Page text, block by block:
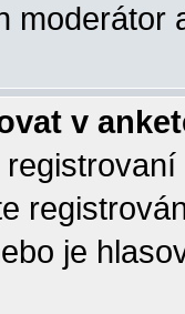
moderátor
v
je